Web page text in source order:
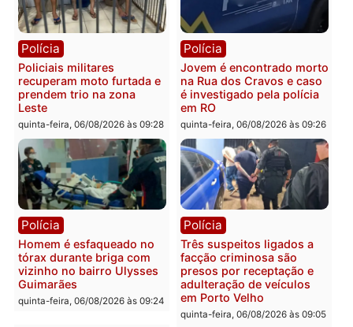
Polícia
Tragédia na BR-364:
colisão entre caminhão e
carro deixa quatro mortos
em Porto Velho
quinta-feira, 06/08/2026 às 20:51
Política
Ministro Dias Tofolli , do
TSE, determina
e processamento da
que pode levar à perda
mandato da prefeita de
Pimenta Bueno
quinta-feira, 06/08/2026 às
Polícia
Policiais militares
recuperam moto furtada e
prendem trio na zona
Polícia
Jovem é encontrado
na Rua dos Cravos e
é investigado pela
em RO